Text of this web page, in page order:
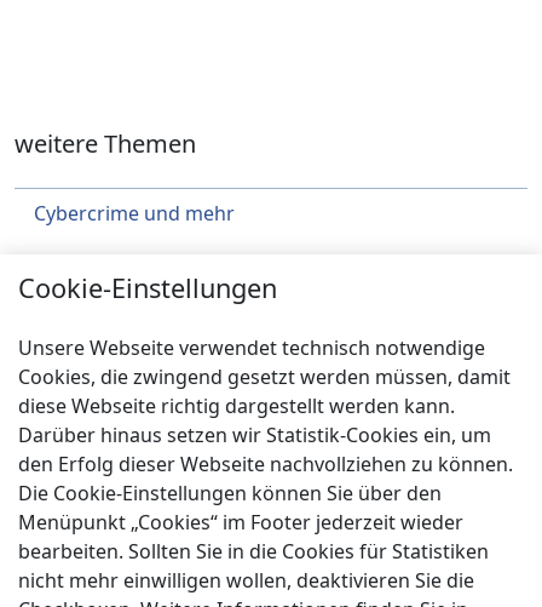
weitere Themen
Cybercrime und mehr
Über uns
Service
Spenden
Cookie-Einstellungen
Unsere Webseite verwendet technisch notwendige
Cookies, die zwingend gesetzt werden müssen, damit
diese Webseite richtig dargestellt werden kann.
Darüber hinaus setzen wir Statistik-Cookies ein, um
den Erfolg dieser Webseite nachvollziehen zu können.
Die Cookie-Einstellungen können Sie über den
Menüpunkt „Cookies“ im Footer jederzeit wieder
bearbeiten. Sollten Sie in die Cookies für Statistiken
nicht mehr einwilligen wollen, deaktivieren Sie die